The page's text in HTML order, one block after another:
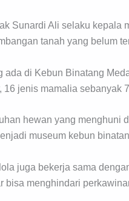
Sunardi Ali selaku kepala
tanah yang belum
ada di Kebun Binatang
16 jenis mamalia sebanyak
hewan yang menghuni
museum kebun
juga bekerja sama
bisa menghindari